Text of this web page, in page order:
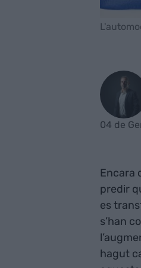
04 de
Encara
predir
es
s’han
hagut